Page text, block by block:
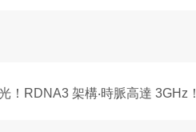
RDNA3 架構‧時脈高達 3GHz！